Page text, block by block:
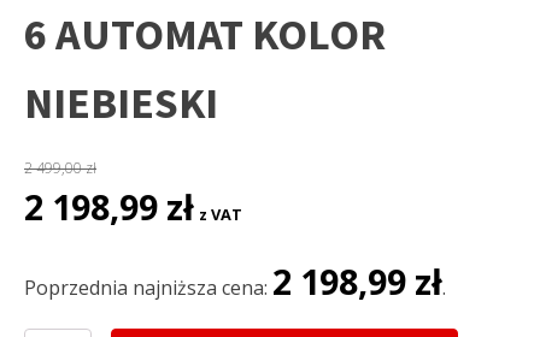
6 AUTOMAT KOLOR
NIEBIESKI
2 499,00zł
Pierwotna
cena
2
2 198,99 zł cena
2
z VAT
Poprzednia najniższa cena: 2 198,99 zł.